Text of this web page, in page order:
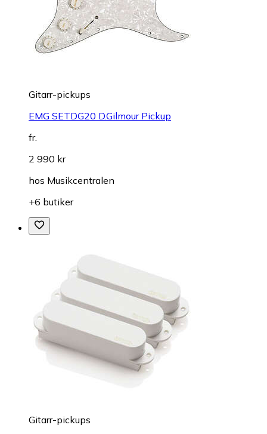
Gitarr-pickups
EMG SETDG20 D.Gilmour Pickup
fr.
2 990 kr
hos Musikcentralen
+6 butiker
Gitarr-pickups